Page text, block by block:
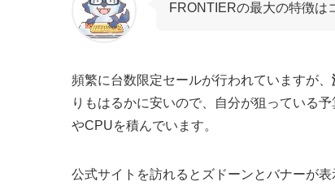
FRONTIERの最大の特徴は
頻繁に台数限定セールが行われていますが、
りもはるかに安いので、自分が狙っている
やCPUを積んでいます。
公式サイトを訪れるとズドーンとバナーが